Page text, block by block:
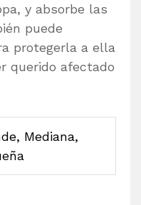
y absorbe las
puede
protegerla a ella
querido afectado
Mediana,